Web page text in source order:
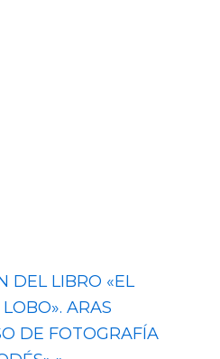
DEL LIBRO «EL
ARAS
DE FOTOGRAFÍA